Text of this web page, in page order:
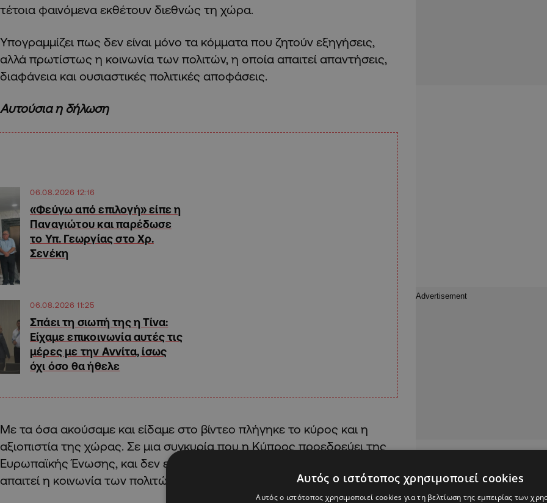
τέτοια φαινόμενα εκθέτουν διεθνώς τη χώρα.
Υπογραμμίζει πως δεν είναι μόνο τα κόμματα που ζητούν εξηγήσεις,
αλλά πρωτίστως η κοινωνία των πολιτών, η οποία απαιτεί απαντήσεις,
διαφάνεια και ουσιαστικές πολιτικές αποφάσεις.
Αυτούσια η δήλωση
06.08.2026 12:16
«Φεύγω από επιλογή» είπε η
Παναγιώτου και παρέδωσε
το Υπ. Γεωργίας στο Χρ.
Σενέκη
06.08.2026 11:25
Σπάει τη σιωπή της η Τίνα:
Είχαμε επικοινωνία αυτές τις
μέρες με την Αννίτα, ίσως
όχι όσο θα ήθελε
Με τα όσα ακούσαμε και είδαμε στο βίντεο πλήγηκε το κύρος και η
αξιοπιστία της χώρας. Σε μια συγκυρία που η Κύπρος προεδρεύει της
Ευρωπαϊκής Ένωσης, και δεν είναι τα κόμματα που ζητούν εξηγήσεις. Το
απαιτεί η κοινωνία των πολιτών.
Αυτός ο ιστότοπος χρησιμοποιεί cookies
Αυτός ο ιστότοπος χρησιμοποιεί cookies για τη βελτίωση της εμπειρίας των